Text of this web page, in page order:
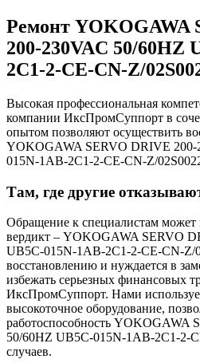
Ремонт YOKOGAWA
200-230VAC 50/60HZ
2C1-2-CE-CN-Z/
Высокая профессиональная
компании ИксПромСуппорт в
опытом позволяют осуществить
YOKOGAWA SERVO DRIVE
015N-1AB-2C1-2-CE-CN-Z/
Там, где другие
Обращение к специалистам
вердикт – YOKOGAWA SERVO
UB5C-015N-1AB-2C1-2-CE-CN-Z/
восстановлению и нуждается в
избежать серьезных финансовых
ИксПромСуппорт. Нами
высокоточное оборудование,
работоспособность YOKOGAWA
50/60HZ UB5C-015N-1AB-2C1-2-
случаев.